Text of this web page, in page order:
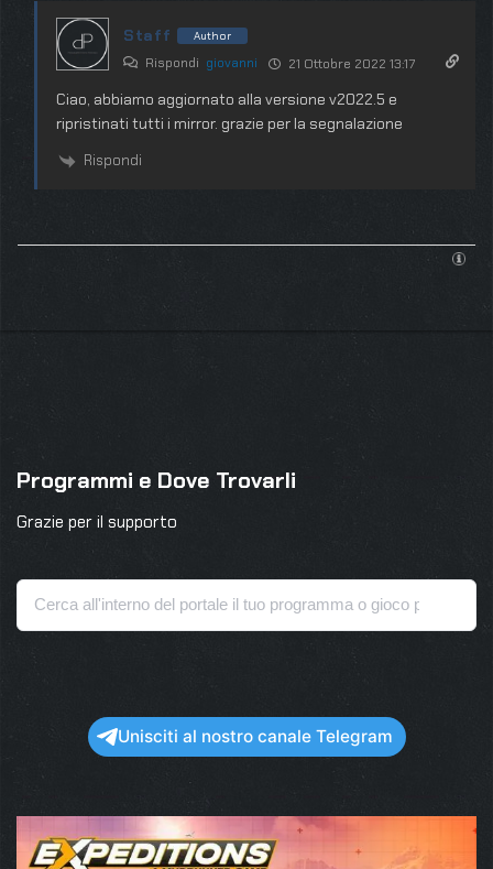
Staff Author
Rispondi giovanni 21 Ottobre 2022 13:17
Ciao, abbiamo aggiornato alla versione v2022.5 e
ripristinati tutti i mirror. grazie per la segnalazione
Rispondi
Programmi e Dove Trovarli
Grazie per il supporto
Unisciti al nostro canale Telegram